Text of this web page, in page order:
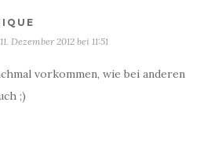
Dezember 2012 bei 11:51
vorkommen, wie bei anderen
;)